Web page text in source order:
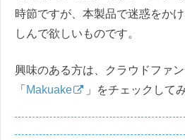
時節ですが、本製品で迷惑をか
しんで欲しいものです。
興味のある方は、クラウドファ
「 Makuake 」をチェックして